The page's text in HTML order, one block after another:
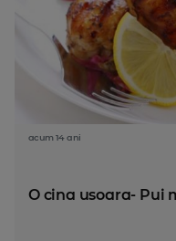
acum 14 ani
O cina usoara- Pui